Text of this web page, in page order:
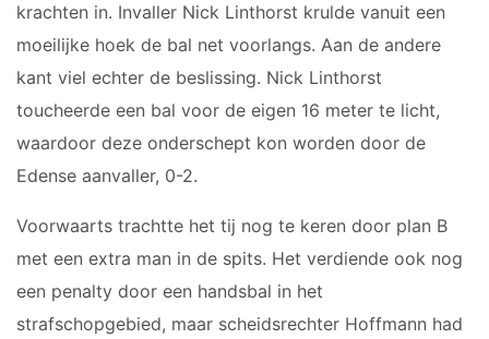
JO12-1
JO12-2JM
JO12-3
JO12-4JM
JO12-5JM
JO13-3
JO13-4
MO13-1
krachten in. Invaller Nick Linthorst krulde vanuit een
moeilijke hoek de bal net voorlangs. Aan de andere
kant viel echter de beslissing. Nick Linthorst
toucheerde een bal voor de eigen 16 meter te licht,
waardoor deze onderschept kon worden door de
Edense aanvaller, 0-2.
Voorwaarts trachtte het tij nog te keren door plan B
met een extra man in de spits. Het verdiende ook nog
een penalty door een handsbal in het
strafschopgebied, maar scheidsrechter Hoffmann had